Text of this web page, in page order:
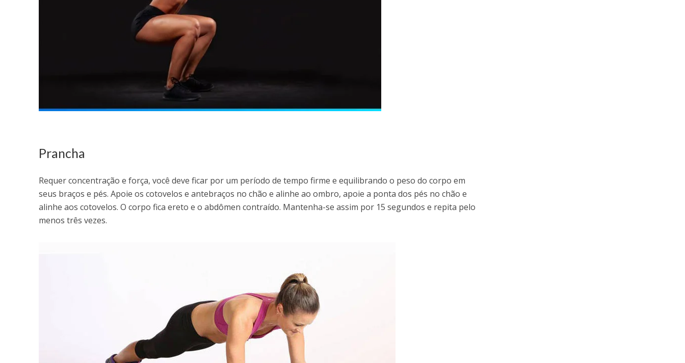
Prancha
Requer concentração e força, você deve ficar por um período de tempo firme e equilibrando o peso do corpo em
seus braços e pés. Apoie os cotovelos e antebraços no chão e alinhe ao ombro, apoie a ponta dos pés no chão e
alinhe aos cotovelos. O corpo fica ereto e o abdômen contraído. Mantenha-se assim por 15 segundos e repita pelo
menos três vezes.